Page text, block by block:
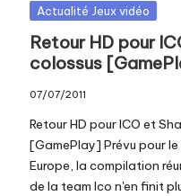
P
la
y.
c
o
m
Posted
Actualité Jeux vidéo
Retour HD pour
colossus
07/07/2011
Retour HD pour ICO et
[GamePlay] Prévu pour
Europe, la compilation
de la team Ico n'en finit